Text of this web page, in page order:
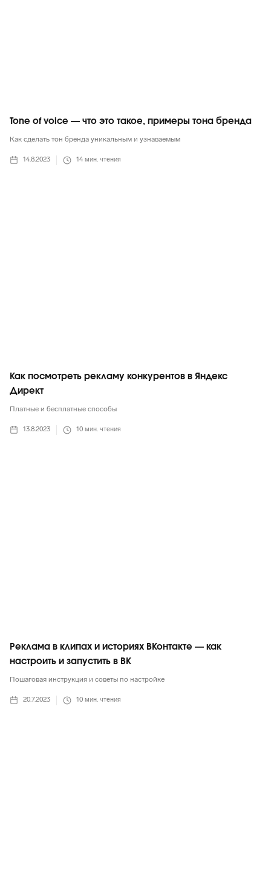
Tone of voice — что это такое, примеры тона бренда
Как сделать тон бренда уникальным и узнаваемым
14.8.2023 14 мин. чтения
Как посмотреть рекламу конкурентов в Яндекс
Директ
Платные и бесплатные способы
13.8.2023 10 мин. чтения
Реклама в клипах и историях ВКонтакте — как
настроить и запустить в ВК
Пошаговая инструкция и советы по настройке
20.7.2023 10 мин. чтения